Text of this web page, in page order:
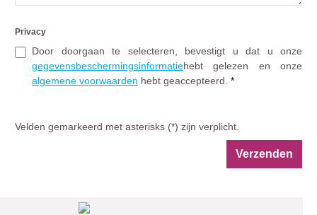
Privacy
gegevensbeschermingsinformatie
algemene voorwaarden hebt geaccepteerd. *
Velden gemarkeerd met asterisks (*) zijn verplicht.
Verzenden